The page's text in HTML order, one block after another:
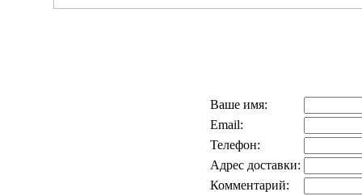
Ваше имя:
Email:
Телефон:
Адрес доставки:
Комментарий: